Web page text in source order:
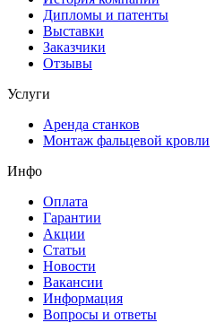
Дипломы и патенты
Выставки
Заказчики
Отзывы
Услуги
Аренда станков
Монтаж фальцевой кровли
Инфо
Оплата
Гарантии
Акции
Статьи
Новости
Вакансии
Информация
Вопросы и ответы